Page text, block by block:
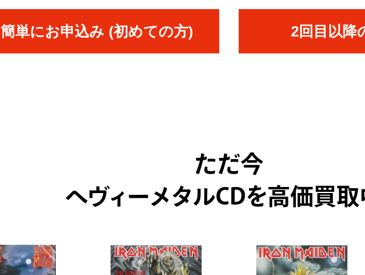
簡単にお申込み (初めての方) 2回目以降
ただ今
ヘヴィーメタルCDを高価買取